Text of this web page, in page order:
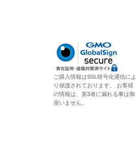
ご購入情報はSSL暗号化通信によ
り保護されております。 お客様
の情報は、第3者に漏れる事は御
座いません。